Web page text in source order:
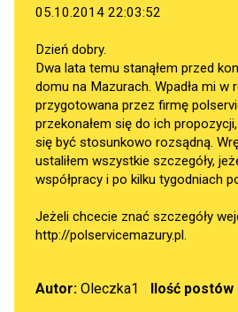
05.10.2014 22:03:52
Dzień dobry.
Dwa lata temu stanąłem przed
domu na Mazurach. Wpadła mi w
przygotowana przez firmę
przekonałem się do ich
się być stosunkowo rozsądną.
ustaliłem wszystkie szczegóły,
współpracy i po kilku tygodniach
Jeżeli chcecie znać szczegóły
http://polservicemazury.pl.
Autor: Oleczka1 Ilość